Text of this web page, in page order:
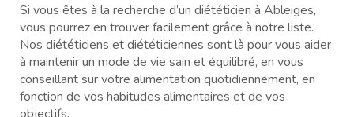
Si vous êtes à la recherche d’un diététicien à Ableiges,
vous pourrez en trouver facilement grâce à notre liste.
Nos diététiciens et diététiciennes sont là pour vous aider
à maintenir un mode de vie sain et équilibré, en vous
conseillant sur votre alimentation quotidiennement, en
fonction de vos habitudes alimentaires et de vos